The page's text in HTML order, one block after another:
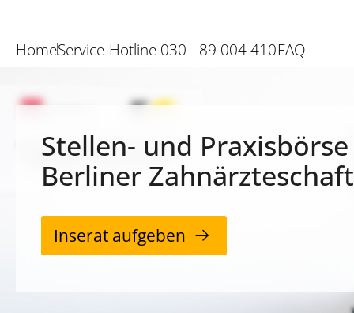
HomeService-Hotline 030 - 89 004 410FAQ
Stellen- und
Berliner Zahnärzteschaft
Inserat aufgeben